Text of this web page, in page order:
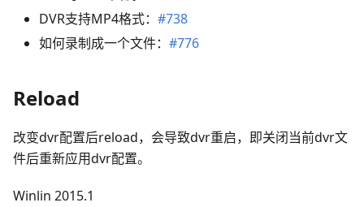
DVR支持MP4格式： #738
如何录制成一个文件： #776
Reload
改变dvr配置后reload，会导致dvr重启，即关闭当前dvr文
件后重新应用dvr配置。
Winlin 2015.1